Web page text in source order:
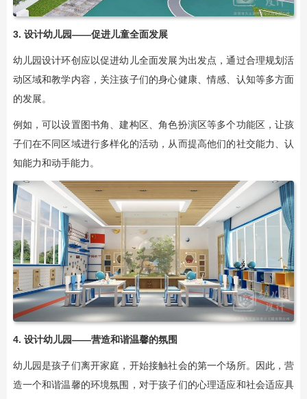
3. 设计幼儿园——促进儿童全面发展
幼儿园设计环创应以促进幼儿全面发展为出发点，通过合理规划活
动区域和教学内容，关注孩子们的身心健康、情感、认知等多方面
的发展。
例如，可以设置图书角、建构区、角色扮演区等多个功能区，让孩
子们在不同区域进行多样化的活动，从而提高他们的社交能力、认
知能力和动手能力。
4. 设计幼儿园——营造和谐温馨的氛围
幼儿园是孩子们离开家庭，开始接触社会的第一个场所。因此，营
造一个和谐温馨的环境氛围，对于孩子们的心理适应和社会适应具